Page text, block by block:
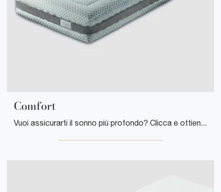
Comfort
Vuoi assicurarti il sonno più profondo? Clicca e ottieni informazioni sul materasso Comfort tra i modelli a molle insacchettate singoli di ...